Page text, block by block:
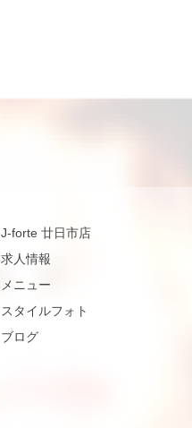
J-forte 廿日市店
求人情報
メニュー
スタイルフォト
ブログ